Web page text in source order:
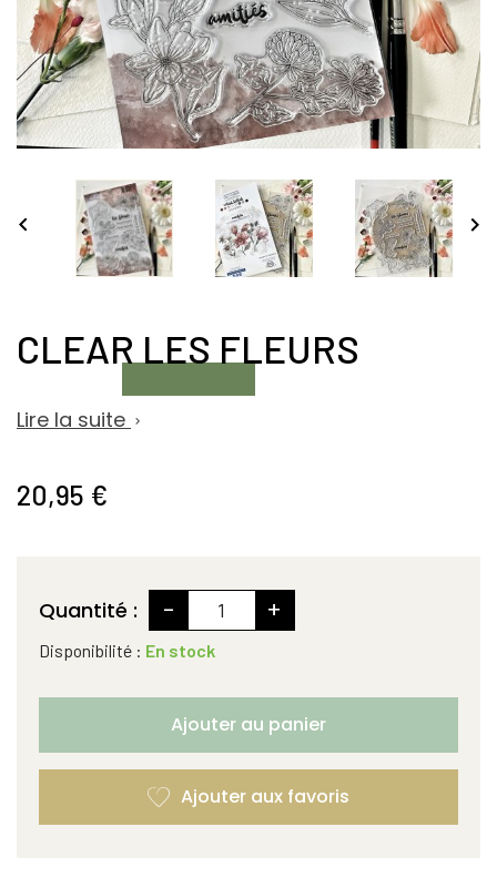
 
CLEAR LES FLEURS
Lire la suite 
20,95 €
Quantité : - +
Disponibilité : En stock
Ajouter au panier